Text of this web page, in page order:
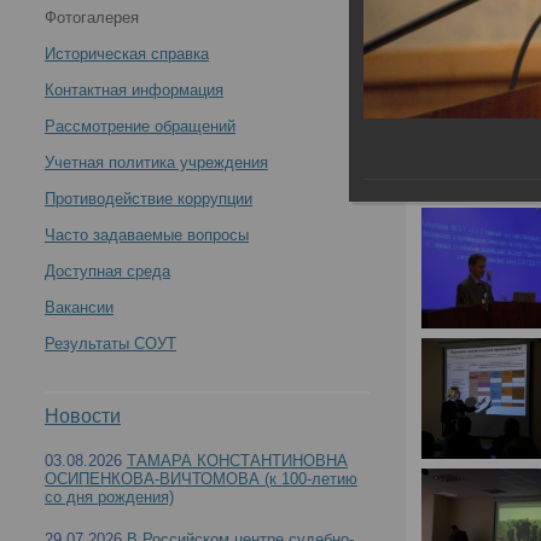
и пути совершенствования судебно-медицинской
науки и экспертной практики в современных
VII Всероссийский съезд судебных медиков
современных условиях"
Фотогалерея
Историческая справка
Контактная информация
Рассмотрение обращений
Учетная политика учреждения
Противодействие коррупции
Часто задаваемые вопросы
Доступная среда
Вакансии
Результаты СОУТ
Новости
03.08.2026 ТАМАРА КОНСТАНТИНОВНА
ОСИПЕНКОВА-ВИЧТОМОВА (к 100-летию
со дня рождения)